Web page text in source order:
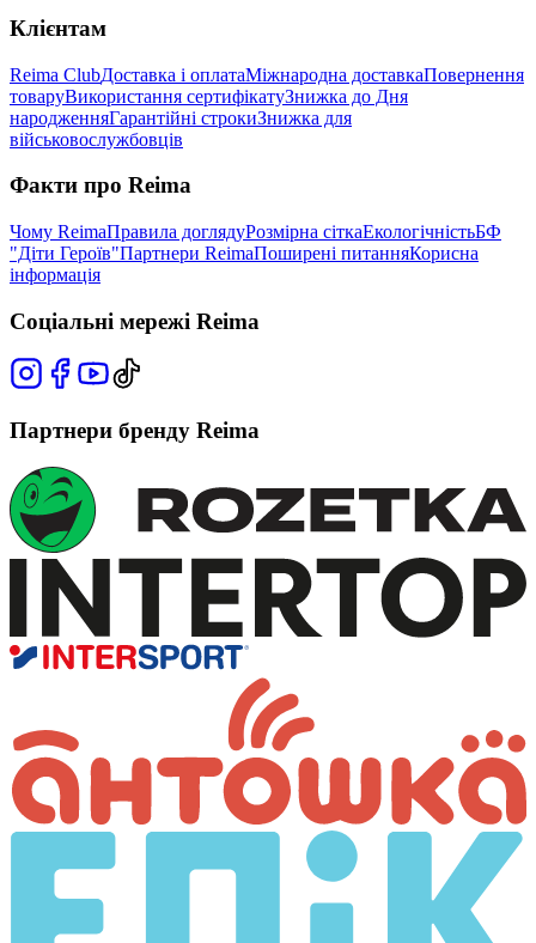
Клієнтам
Reima ClubДоставка і оплатаМіжнародна доставкаПовернення
товаруВикористання сертифікатуЗнижка до Дня
народженняГарантійні строкиЗнижка для
військовослужбовців
Факти про Reima
Чому ReimaПравила доглядуРозмірна сіткаЕкологічністьБФ
"Діти Героїв"Партнери ReimaПоширені питанняКорисна
інформація
Соціальні мережі Reima
Партнери бренду Reima